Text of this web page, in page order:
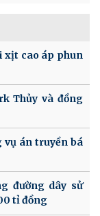
xịt cao áp phun
Thủy và đồng
vụ án truyền bá
đường dây sử
tỉ đồng